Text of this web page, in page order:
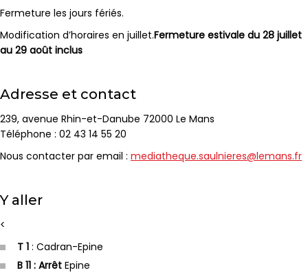
Fermeture les jours fériés.
Modification d’horaires en juillet.Fermeture estivale du 28 juillet
au 29 août inclus
Adresse et contact
239, avenue Rhin-et-Danube 72000 Le Mans
Téléphone : 02 43 14 55 20
Nous contacter par email : mediatheque.saulnieres@lemans.fr
Y aller
<
T 1 : Cadran-Epine
B 11 : Arrêt Epine